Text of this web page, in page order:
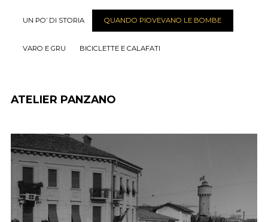
UN PO’ DI STORIA QUANDO PIOVEVANO LE BOMBE
VARO E GRU BICICLETTE E CALAFATI
ATELIER PANZANO